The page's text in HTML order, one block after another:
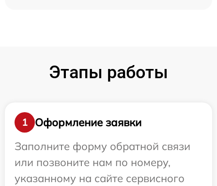
Этапы работы
1
Оформление заявки
Заполните форму обратной связи
или позвоните нам по номеру,
указанному на сайте сервисного